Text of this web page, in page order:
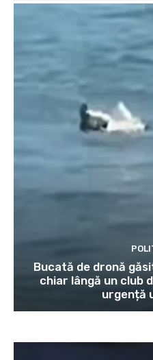
Bucată de dronă
chiar lângă un club
urgență